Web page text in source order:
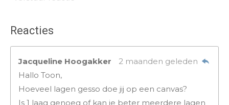
Reacties
Jacqueline Hoogakker
2 maanden geleden
Hallo Toon,
Hoeveel lagen gesso doe jij op een canvas?
Is 1 laag genoeg of kan je beter meerdere lagen